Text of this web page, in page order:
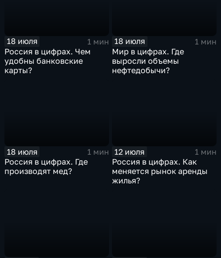
18 июля
1 мин
Россия в цифрах. Чем
удобны банковские
карты?
18 июля
1 мин
Мир в цифрах. Где
выросли объемы
нефтедобычи?
18 июля
1 мин
Россия в цифрах. Где
производят мед?
12 июля
1 мин
Россия в цифрах. Как
меняется рынок аренды
жилья?